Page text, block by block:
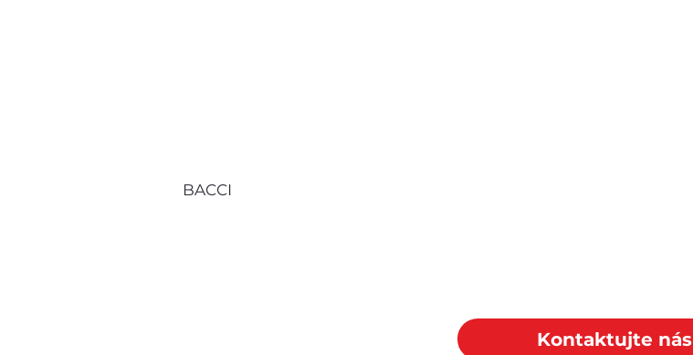
BACCI
Kontaktujte nás